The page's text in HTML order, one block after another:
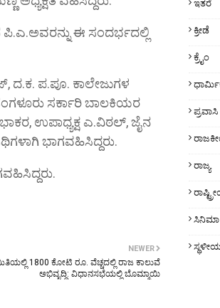
ಪಿ.ಎ‌.ಅವರನ್ನು ಈ ಸಂದರ್ಭದಲ್ಲಿ
ಪ.ಪೂ. ಕಾಲೇಜುಗಳ
ಸರ್ಕಾರಿ ಬಾಲಕಿಯರ
ಉಪಾಧ್ಯಕ್ಷ ಎ.ವಿಠಲ್‌, ಜೈನ
ಭಾಗವಹಿಸಿದ್ದರು.
NEWER
1800 ಕೋಟಿ ರೂ. ವೆಚ್ಚದಲ್ಲಿ ರಾಜ ಕಾಲುವೆ
ಅಭಿವೃದ್ಧಿ: ವಿಧಾನಸಭೆಯಲ್ಲಿ ಬೊಮ್ಮಾಯಿ
ಇತರೆ
ಕ್ರೀಡೆ
ಕ್ರೈಂ
ಪ್ರವಾಸಿ
ರಾಜ್ಯ
ಸಿನಿಮಾ